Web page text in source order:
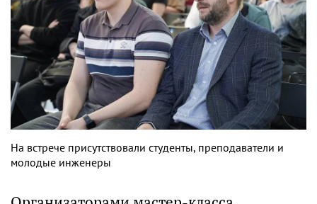
На встрече присутствовали студенты, преподаватели и
молодые инженеры